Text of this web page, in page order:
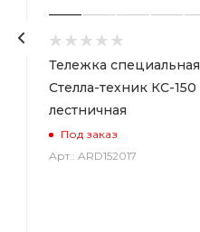
Тележка специальная
Стелла-техник КС-150
лестничная
Под заказ
Арт.: ARD152017